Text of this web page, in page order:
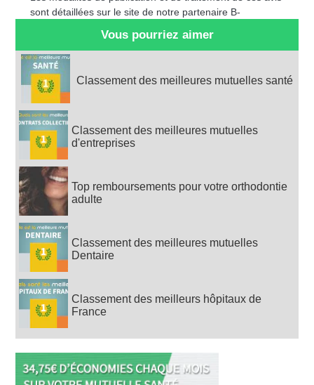
sont détaillées sur le site de notre partenaire B-
Vous pourriez aimer
Classement des meilleures mutuelles santé
Classement des meilleures mutuelles
d'entreprises
Top remboursements pour votre orthodontie
adulte
Classement des meilleures mutuelles
Dentaire
Classement des meilleurs hôpitaux de
France